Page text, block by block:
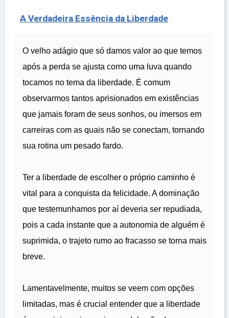
A Verdadeira Essência da Liberdade
O velho adágio que só damos valor ao que temos
após a perda se ajusta como uma luva quando
tocamos no tema da liberdade. É comum
observarmos tantos aprisionados em existências
que jamais foram de seus sonhos, ou imersos em
carreiras com as quais não se conectam, tornando
sua rotina um pesado fardo.
Ter a liberdade de escolher o próprio caminho é
vital para a conquista da felicidade. A dominação
que testemunhamos por aí deveria ser repudiada,
pois a cada instante que a autonomia de alguém é
suprimida, o trajeto rumo ao fracasso se torna mais
breve.
Lamentavelmente, muitos se veem com opções
limitadas, mas é crucial entender que a liberdade